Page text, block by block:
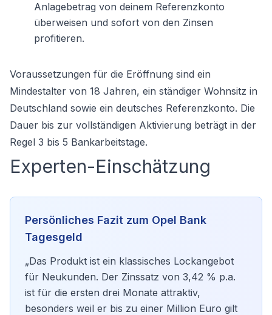
Anlagebetrag von deinem Referenzkonto
überweisen und sofort von den Zinsen
profitieren.
Voraussetzungen für die Eröffnung sind ein
Mindestalter von 18 Jahren, ein ständiger Wohnsitz in
Deutschland sowie ein deutsches Referenzkonto. Die
Dauer bis zur vollständigen Aktivierung beträgt in der
Regel 3 bis 5 Bankarbeitstage.
Experten-Einschätzung
Persönliches Fazit zum Opel Bank
Tagesgeld
„Das Produkt ist ein klassisches Lockangebot
für Neukunden. Der Zinssatz von 3,42 % p.a.
ist für die ersten drei Monate attraktiv,
besonders weil er bis zu einer Million Euro gilt